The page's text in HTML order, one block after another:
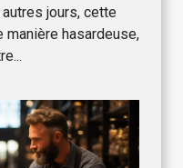
jours, cette
hasardeuse,